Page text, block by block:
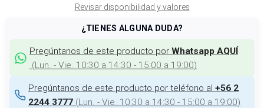
Revisar disponibilidad y valores
¿TIENES ALGUNA DUDA?
Pregúntanos de este producto por Whatsapp AQUÍ
(Lun. - Vie. 10:30 a 14:30 - 15:00 a 19:00)
Pregúntanos de este producto por teléfono al +56 2
2244 3777 (Lun. - Vie. 10:30 a 14:30 - 15:00 a 19:00)